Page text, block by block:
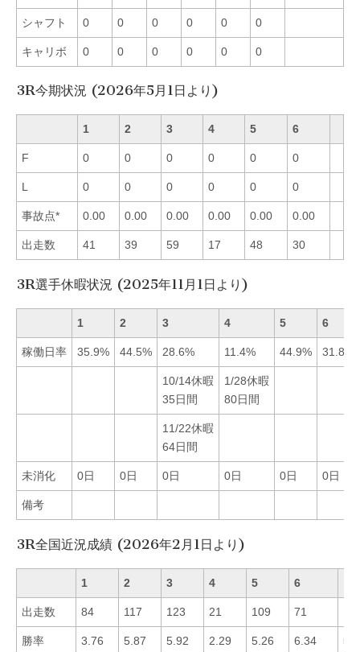
シャフト 0 0 0 0 0 0
キャリボ 0 0 0 0 0 0
3R今期状況 (2026年5月1日より)
1 2 3 4 5 6
F 0 0 0 0 0 0
L 0 0 0 0 0 0
事故点* 0.00 0.00 0.00 0.00 0.00 0.00
出走数 41 39 59 17 48 30
3R選手休暇状況 (2025年11月1日より)
1 2 3 4 5 6
稼働日率 35.9% 44.5% 28.6% 11.4% 44.9% 31.8%
10/14休暇
35日間
1/28休暇
80日間
11/22休暇
64日間
未消化 0日 0日 0日 0日 0日 0日
備考
3R全国近況成績 (2026年2月1日より)
1 2 3 4 5 6
出走数 84 117 123 21 109 71
勝率 3.76 5.87 5.92 2.29 5.26 6.34